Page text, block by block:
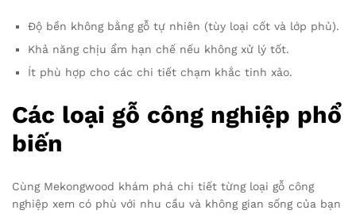
Độ bền không bằng gỗ tự nhiên (tùy loại cốt và lớp phủ).
Khả năng chịu ẩm hạn chế nếu không xử lý tốt.
Ít phù hợp cho các chi tiết chạm khắc tinh xảo.
Các loại gỗ công nghiệp phổ
biến
Cùng Mekongwood khám phá chi tiết từng loại gỗ công
nghiệp xem có phù với nhu cầu và không gian sống của bạn